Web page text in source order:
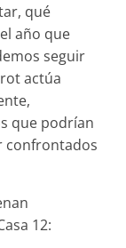
qué
año que
seguir
actúa
que podrían
confrontados
12: